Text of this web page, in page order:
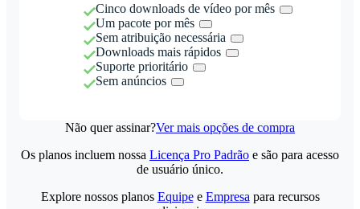
Cinco downloads de vídeo por mês
Um pacote por mês
Sem atribuição necessária
Downloads mais rápidos
Suporte prioritário
Sem anúncios
Não quer assinar?Ver mais opções de compra
Os planos incluem nossa Licença Pro Padrão e são para acesso
de usuário único.
Explore nossos planos Equipee Empresa para recursos